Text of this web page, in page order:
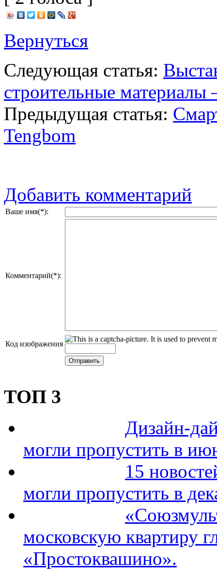
Вернуться
Следующая статья:
строительные материалы
Предыдущая статья:
Tengbom
Добавить комментарий
Ваше имя(*):
Комментарий(*):
Код изображения
ТОП 3
Дизайн-
могли пропустить в
15
могли пропустить в
московскую квартиру
«Простоквашино».